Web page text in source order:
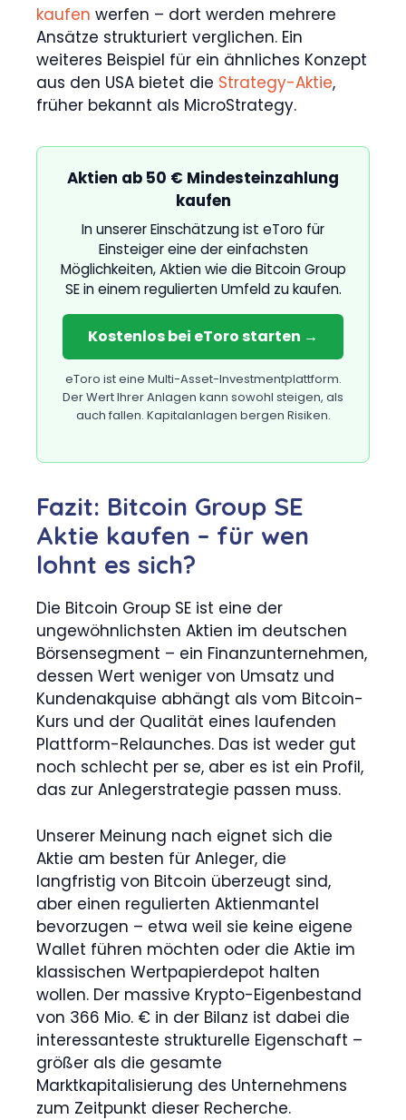
kaufen werfen – dort werden mehrere
Ansätze strukturiert verglichen. Ein
weiteres Beispiel für ein ähnliches Konzept
aus den USA bietet die Strategy-Aktie,
früher bekannt als MicroStrategy.
Aktien ab 50 € Mindesteinzahlung
kaufen
In unserer Einschätzung ist eToro für
Einsteiger eine der einfachsten
Möglichkeiten, Aktien wie die Bitcoin Group
SE in einem regulierten Umfeld zu kaufen.
Kostenlos bei eToro starten →
eToro ist eine Multi-Asset-Investmentplattform.
Der Wert Ihrer Anlagen kann sowohl steigen, als
auch fallen. Kapitalanlagen bergen Risiken.
Fazit: Bitcoin Group SE
Aktie kaufen – für wen
lohnt es sich?
Die Bitcoin Group SE ist eine der
ungewöhnlichsten Aktien im deutschen
Börsensegment – ein Finanzunternehmen,
dessen Wert weniger von Umsatz und
Kundenakquise abhängt als vom Bitcoin-
Kurs und der Qualität eines laufenden
Plattform-Relaunches. Das ist weder gut
noch schlecht per se, aber es ist ein Profil,
das zur Anlegerstrategie passen muss.
Unserer Meinung nach eignet sich die
Aktie am besten für Anleger, die
langfristig von Bitcoin überzeugt sind,
aber einen regulierten Aktienmantel
bevorzugen – etwa weil sie keine eigene
Wallet führen möchten oder die Aktie im
klassischen Wertpapierdepot halten
wollen. Der massive Krypto-Eigenbestand
von 366 Mio. € in der Bilanz ist dabei die
interessanteste strukturelle Eigenschaft –
größer als die gesamte
Marktkapitalisierung des Unternehmens
zum Zeitpunkt dieser Recherche.